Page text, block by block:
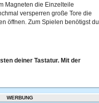
Magneten die Einzelteile
versperren große Tore die
öffnen. Zum Spielen benötigst du
deiner Tastatur. Mit der
WERBUNG